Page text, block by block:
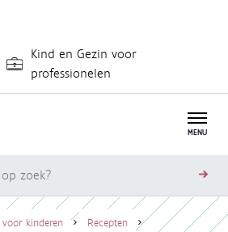
Kind en Gezin voor
professionelen
MENU
voor kinderen Recepten